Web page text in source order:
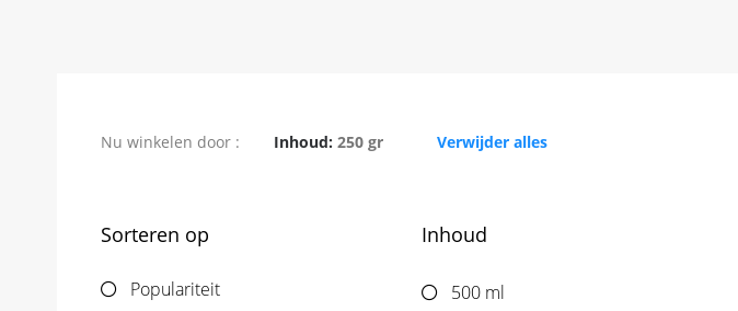
Nu winkelen door Inhoud 250 gr
Verwijder dit item Verwijder alles
Sorteren op
Populariteit
Inhoud
500 ml